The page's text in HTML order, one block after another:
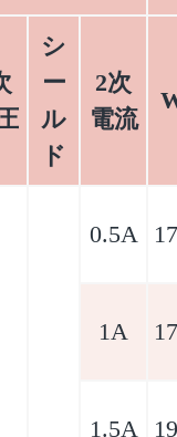
シ
ー
ル
ド
2次
電流
0.5A
1A
1.5A